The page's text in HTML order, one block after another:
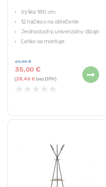
Výška 180 cm
12 háčikov na oblečenie
Jednoduchý, univerzálny dizajn
Ľahko sa montuje
35,00€
63,00€
(28,46€bez DPH)
★ ★ ★ ★ ★